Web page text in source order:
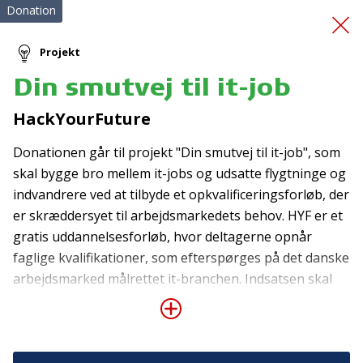
Behandling af skader
Donation
Projekt
Din smutvej til it-job
HackYourFuture
Donationen går til projekt "Din smutvej til it-job", som
skal bygge bro mellem it-jobs og udsatte flygtninge og
indvandrere ved at tilbyde et opkvalificeringsforløb, der
er skræddersyet til arbejdsmarkedets behov. HYF er et
gratis uddannelsesforløb, hvor deltagerne opnår
faglige kvalifikationer, som efterspørges på det danske
arbejdsmarked målrettet it-branchen. Indsatsen skal
være med til at afhjælpe den akutte mangel på
kvalificeret it-arbejdskraft, som flere danske
Tilmeld nyhedsbrev
De seneste nyheder om TrygFondens og TryghedsGruppens
aktiviteter direkte i din indbakke.